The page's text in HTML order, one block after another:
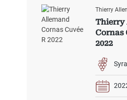
Thierry
Thierry
Cornas
2022